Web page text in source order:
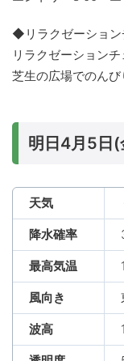
◆リラクゼーション
リラクゼーションチ
芝生の広場でのん
明日4月5日
天気
降水確率
最高気温
風向き
波高